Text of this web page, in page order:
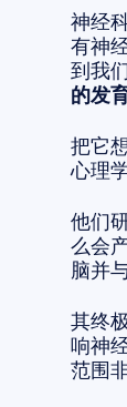
神经
有神
到我
的发
把它
心理
他们
么会
脑并
其终
响神
范围